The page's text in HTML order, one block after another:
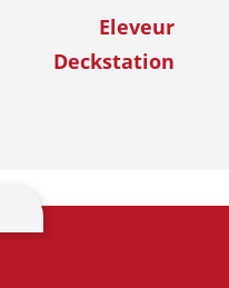
Eleveur
Deckstation